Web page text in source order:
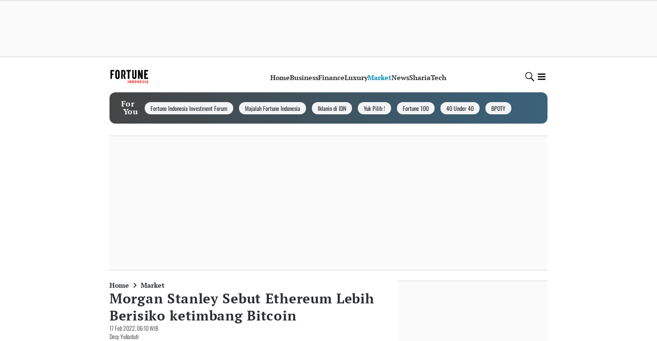
HomeBusinessFinanceLuxuryMarketNewsShariaTech
For
You Fortune Indonesia Investment Forum Majalah Fortune Indonesia Iklanin di IDN Yuk Pilih ! Fortune 100 40 Under 40 BPOTY
Home Market
Morgan Stanley Sebut Ethereum Lebih
Berisiko ketimbang Bitcoin
17 Feb 2022, 06:10 WIB
Desy Yuliastuti